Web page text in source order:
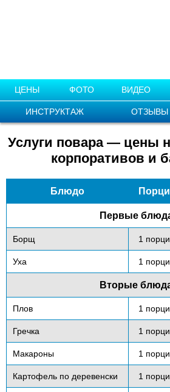
ЦЕНЫ ФОТО ВИДЕО
ИНСТРУКТАЖ ОТЗЫВЫ
Услуги повара — цены
корпоративов и
Блюдо
Первые
Борщ 1
Уха 1
Вторые
Плов 1
Гречка 1
Макароны 1
Картофель по деревенски 1